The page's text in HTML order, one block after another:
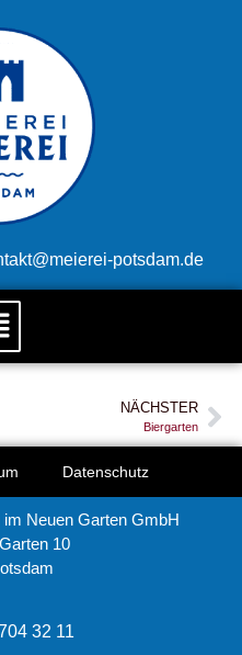
potsdam.de
NÄCHSTER
Biergarten
Datenschutz
Neuen Garten GmbH
10
32 11